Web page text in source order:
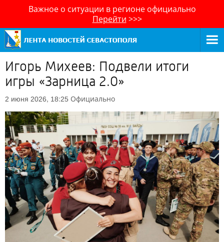
Важное о ситуации в регионе официально
Перейти >>>
Игорь Михеев: Подвели итоги
игры «Зарница 2.0»
2 июня 2026, 18:25 Официально